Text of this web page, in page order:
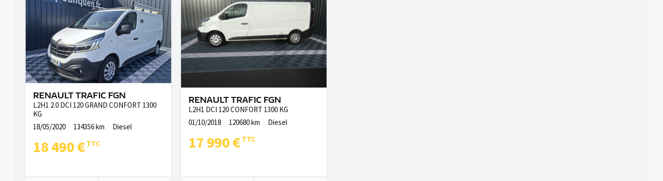
RENAULT TRAFIC FGN
L2H1 2.0 DCI 120 GRAND CONFORT 1300
KG
18/05/2020
134356 km Diesel
18 490 €
RENAULT TRAFIC FGN
L2H1 DCI 120 CONFORT 1300 KG
01/10/2018
120680 km Diesel
17 990 €